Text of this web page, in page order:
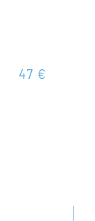
47 €